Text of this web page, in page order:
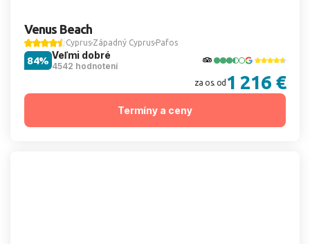
Venus Beach
Cyprus Západný Cyprus Pafos
Veľmi dobré
4542 hodnotení
84%
za os. od 1 216 €
Termíny a ceny